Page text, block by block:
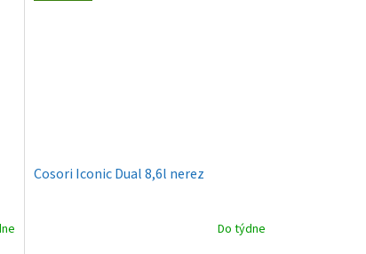
Cosori Iconic Dual 8,6l nerez
Do týdne